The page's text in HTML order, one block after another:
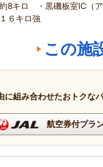
8キロ ・黒磯板室IC（
６キロ強
この施
に組み合わせたおトクな
航空券付プラ